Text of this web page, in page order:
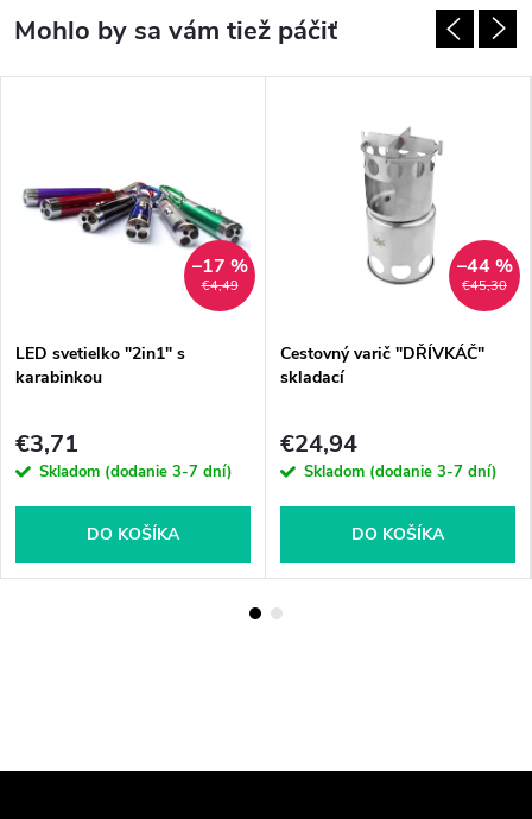
€4,49
–17 %
LED svetielko "2in1" s
karabinkou
€3,71
Skladom (dodanie 3-7 dní)
DO KOŠÍKA
€45,30
–44 %
Cestovný varič "DŘÍVKÁČ"
skladací
€24,94
Skladom (dodanie 3-7 dní)
DO KOŠÍKA